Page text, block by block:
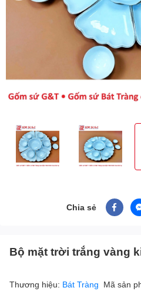
Chia sẻ
Bộ mặt trời trắng vàng
Thương hiệu: Bát Tràng Mã sản